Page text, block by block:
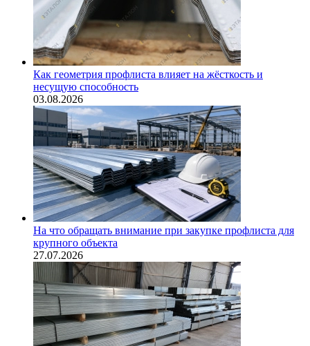
Как геометрия профлиста влияет на жёсткость и
несущую способность
03.08.2026
На что обращать внимание при закупке профлиста для
крупного объекта
27.07.2026